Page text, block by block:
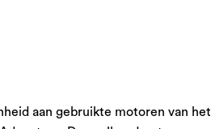
aan gebruikte motoren van het